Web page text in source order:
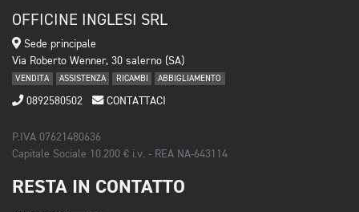
OFFICINE INGLESI SRL
Sede principale
Via Roberto Wenner, 30 salerno (SA)
VENDITA ASSISTENZA RICAMBI ABBIGLIAMENTO
0892580502 CONTATTACI
P.IVA 07621480636
Capitale Sociale 10.200 € i.v. - REA NA-643114
RESTA IN CONTATTO